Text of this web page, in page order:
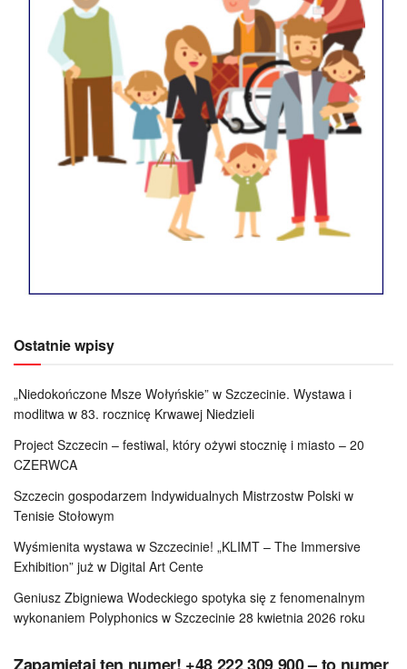
Ostatnie wpisy
„Niedokończone Msze Wołyńskie” w Szczecinie. Wystawa i
modlitwa w 83. rocznicę Krwawej Niedzieli
Project Szczecin – festiwal, który ożywi stocznię i miasto – 20
CZERWCA
Szczecin gospodarzem Indywidualnych Mistrzostw Polski w
Tenisie Stołowym
Wyśmienita wystawa w Szczecinie! „KLIMT – The Immersive
Exhibition” już w Digital Art Cente
Geniusz Zbigniewa Wodeckiego spotyka się z fenomenalnym
wykonaniem Polyphonics w Szczecinie 28 kwietnia 2026 roku